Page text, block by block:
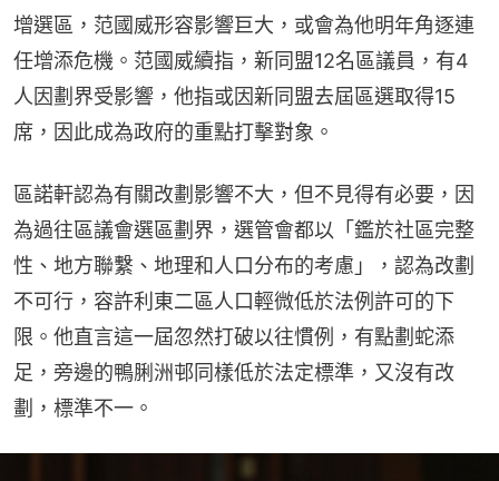
增選區，范國威形容影響巨大，或會為他明年角逐連
任增添危機。范國威續指，新同盟12名區議員，有4
人因劃界受影響，他指或因新同盟去屆區選取得15
席，因此成為政府的重點打擊對象。
區諾軒認為有關改劃影響不大，但不見得有必要，因
為過往區議會選區劃界，選管會都以「鑑於社區完整
性、地方聯繫、地理和人口分布的考慮」，認為改劃
不可行，容許利東二區人口輕微低於法例許可的下
限。他直言這一屆忽然打破以往慣例，有點劃蛇添
足，旁邊的鴨脷洲邨同樣低於法定標準，又沒有改
劃，標準不一。